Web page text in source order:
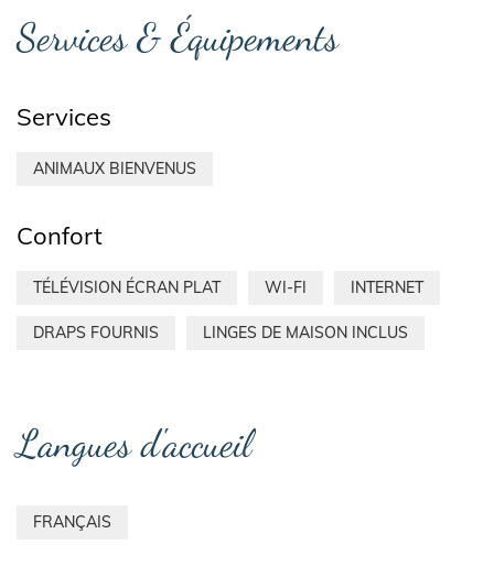
Services & Équipements
Services
ANIMAUX BIENVENUS
Confort
TÉLÉVISION ÉCRAN PLAT WI-FI INTERNET
DRAPS FOURNIS LINGES DE MAISON INCLUS
Langues d'accueil
FRANÇAIS